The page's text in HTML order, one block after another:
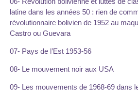
latine dans les années 50 : rien de
révolutionnaire bolivien de 1952 au
Castro ou Guevara
07- Pays de l’Est 1953-56
08- Le mouvement noir aux USA
09- Les mouvements de 1968-69 dans